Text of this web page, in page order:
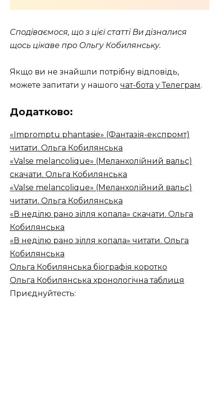
Сподіваємося, що з цієї статті Ви дізналися
щось цікаве про Ольгу Кобилянську.
Якщо ви не знайшли потрібну відповідь,
можете запитати у нашого чат-бота у Телеграм.
Додатково:
«Impromptu phantasie» (Фантазія-експромт)
читати. Ольга Кобилянська
«Valse melancolique» (Меланхолійний вальс)
скачати. Ольга Кобилянська
«Valse melancolique» (Меланхолійний вальс)
читати. Ольга Кобилянська
«В неділю рано зілля копала» скачати. Ольга
Кобилянська
«В неділю рано зілля копала» читати. Ольга
Кобилянська
Ольга Кобилянська біографія коротко
Ольга Кобилянська хронологічна таблиця
Приєднуйтесть: